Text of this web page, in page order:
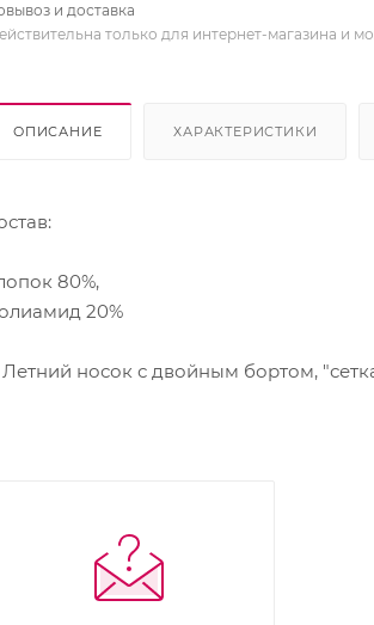
и доставка
только для интернет-магазина и
ОПИСАНИЕ ХАРАКТЕРИСТИКИ
80%,
20%
носок с двойным бортом,